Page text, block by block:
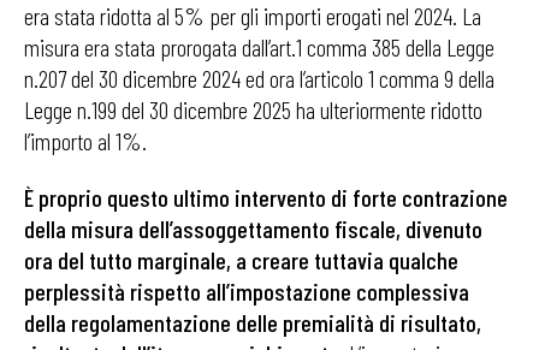
era stata ridotta al 5% per gli importi erogati nel 2024. La
misura era stata prorogata dall’art.1 comma 385 della Legge
n.207 del 30 dicembre 2024 ed ora l’articolo 1 comma 9 della
Legge n.199 del 30 dicembre 2025 ha ulteriormente ridotto
l’importo al 1%.
È proprio questo ultimo intervento di forte contrazione
della misura dell’assoggettamento fiscale, divenuto
ora del tutto marginale, a creare tuttavia qualche
perplessità rispetto all’impostazione complessiva
della regolamentazione delle premialità di risultato,